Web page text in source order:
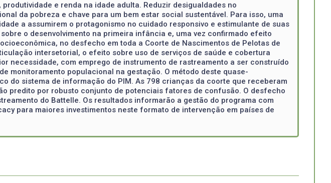
e renda na idade adulta. Reduzir desigualdades no
da pobreza e chave para um bem estar social sustentável. Para isso, uma
a assumirem o protagonismo no cuidado responsivo e estimulante de suas
o desenvolvimento na primeira infância e, uma vez confirmado efeito
no desfecho em toda a Coorte de Nascimentos de Pelotas de
intersetorial, o efeito sobre uso de serviços de saúde e cobertura
necessidade, com emprego de instrumento de rastreamento a ser construído
monitoramento populacional na gestação. O método deste quase-
do sistema de informação do PIM. As 798 crianças da coorte que receberam
predito por robusto conjunto de potenciais fatores de confusão. O desfecho
do Battelle. Os resultados informarão a gestão do programa com
para maiores investimentos neste formato de intervenção em países de